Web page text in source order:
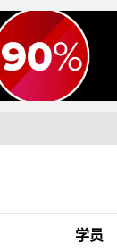
学员